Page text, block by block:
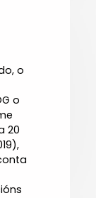
o
o
20